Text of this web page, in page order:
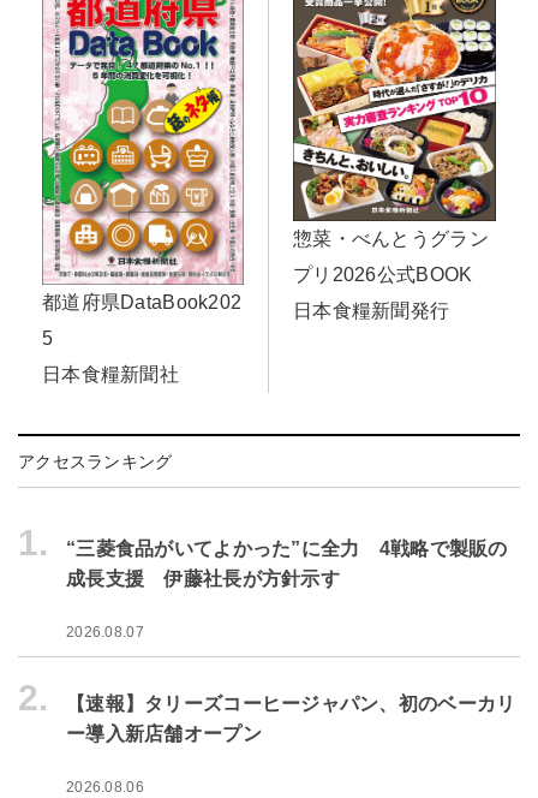
都道府県DataBook202
5
日本食糧新聞社
惣菜・べんとうグラン
プリ2026公式BOOK
日本食糧新聞発行
アクセスランキング
1.
“三菱食品がいてよかった”に全力 4戦略で製販の
成長支援 伊藤社長が方針示す
2026.08.07
2.
【速報】タリーズコーヒージャパン、初のベーカリ
ー導入新店舗オープン
2026.08.06